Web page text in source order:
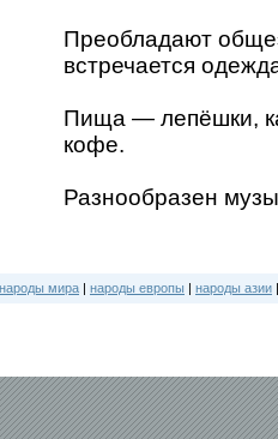
Преобладают
встречается
Пища — лепёшки,
кофе.
Разнообразен
народы мира | народы европы | народы азии